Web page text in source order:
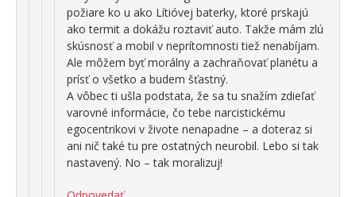
požiare ko u ako Lítióvej baterky, ktoré prskajú
ako termit a dokážu roztaviť auto. Takže mám zlú
skúsnosť a mobil v neprítomnosti tiež nenabíjam.
Ale môžem byť morálny a zachraňovať planétu a
prísť o všetko a budem šťastný.
A vôbec ti ušla podstata, že sa tu snažím zdieľať
varovné informácie, čo tebe narcistickému
egocentrikovi v živote nenapadne – a doteraz si
ani nič také tu pre ostatných neurobil. Lebo si tak
nastavený. No – tak moralizuj!